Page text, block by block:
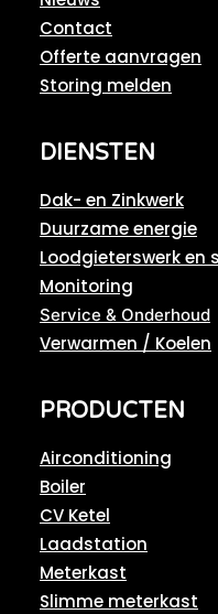
Contact
Offerte aanvragen
Storing melden
DIENSTEN
Dak- en Zinkwerk
Duurzame energie
Loodgieterswerk en
Monitoring
Service & Onderhoud
Verwarmen / Koelen
PRODUCTEN
Airconditioning
Boiler
CV Ketel
Laadstation
Meterkast
Slimme meterkast